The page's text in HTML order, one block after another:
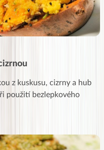
z kuskusu, cizrny a hub
použití bezlepkového